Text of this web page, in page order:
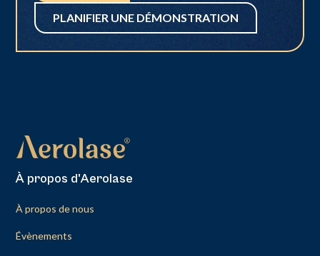
PLANIFIER UNE DÉMONSTRATION
À propos d'Aerolase
À propos de nous
Évènements